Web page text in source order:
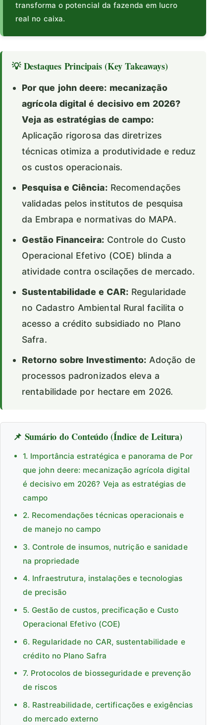
transforma o potencial da fazenda em lucro
real no caixa.
💡 Destaques Principais (Key Takeaways)
Por que john deere: mecanização
agrícola digital é decisivo em 2026?
Veja as estratégias de campo:
Aplicação rigorosa das diretrizes
técnicas otimiza a produtividade e reduz
os custos operacionais.
Pesquisa e Ciência:Recomendações
validadas pelos institutos de pesquisa
da Embrapa e normativas do MAPA.
Gestão Financeira:Controle do Custo
Operacional Efetivo (COE) blinda a
atividade contra oscilações de mercado.
Sustentabilidade e CAR: Regularidade
no Cadastro Ambiental Rural facilita o
acesso a crédito subsidiado no Plano
Safra.
Retorno sobre Investimento: Adoção de
processos padronizados eleva a
rentabilidade por hectare em 2026.
📌 Sumário do Conteúdo (Índice de Leitura)
1. Importância estratégica e panorama de Por
que john deere: mecanização agrícola digital
é decisivo em 2026? Veja as estratégias de
campo
2. Recomendações técnicas operacionais e
de manejo no campo
3. Controle de insumos, nutrição e sanidade
na propriedade
4. Infraestrutura, instalações e tecnologias
de precisão
5. Gestão de custos, precificação e Custo
Operacional Efetivo (COE)
6. Regularidade no CAR, sustentabilidade e
crédito no Plano Safra
7. Protocolos de biosseguridade e prevenção
de riscos
8. Rastreabilidade, certificações e exigências
do mercado externo